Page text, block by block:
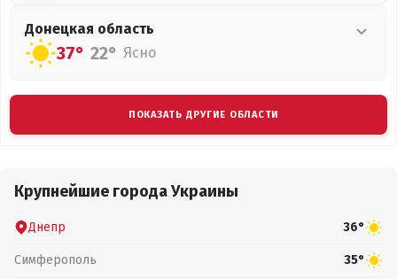
Донецкая область
37° 22° Ясно
ПОКАЗАТЬ ДРУГИЕ ОБЛАСТИ
Крупнейшие города Украины
Днепр 36°
Симферополь 35°